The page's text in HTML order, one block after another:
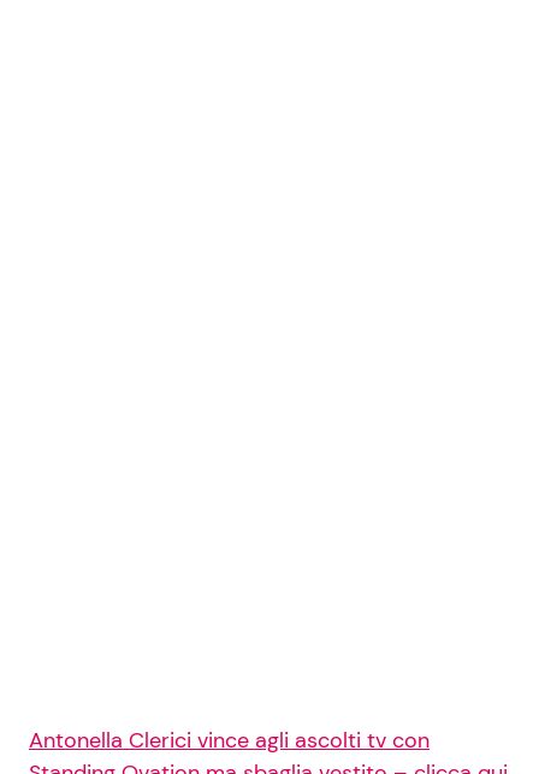
Antonella Clerici vince agli ascolti tv con